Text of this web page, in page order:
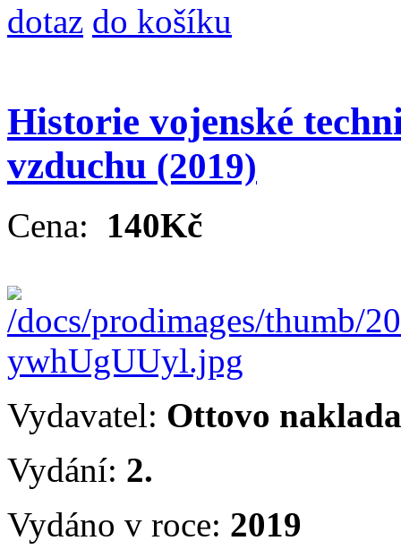
dotaz do košíku
Historie vojenské
vzduchu (2019)
Cena: 140Kč
Vydavatel: Ottovo
Vydání: 2.
Vydáno v roce: 2019